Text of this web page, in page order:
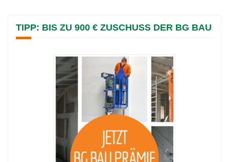
TIPP: BIS ZU 900 € ZUSCHUSS DER BG BAU